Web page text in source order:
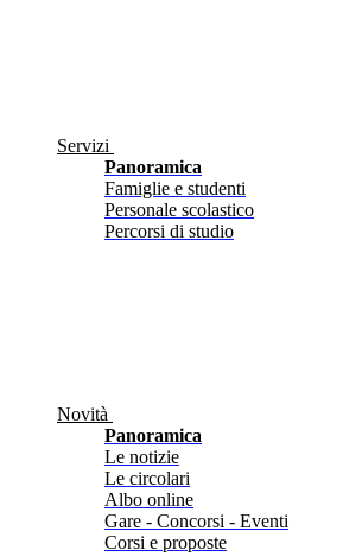
Servizi
Panoramica
Famiglie e studenti
Personale scolastico
Percorsi di studio
Novità
Panoramica
Le notizie
Le circolari
Albo online
Gare - Concorsi - Eventi
Corsi e proposte